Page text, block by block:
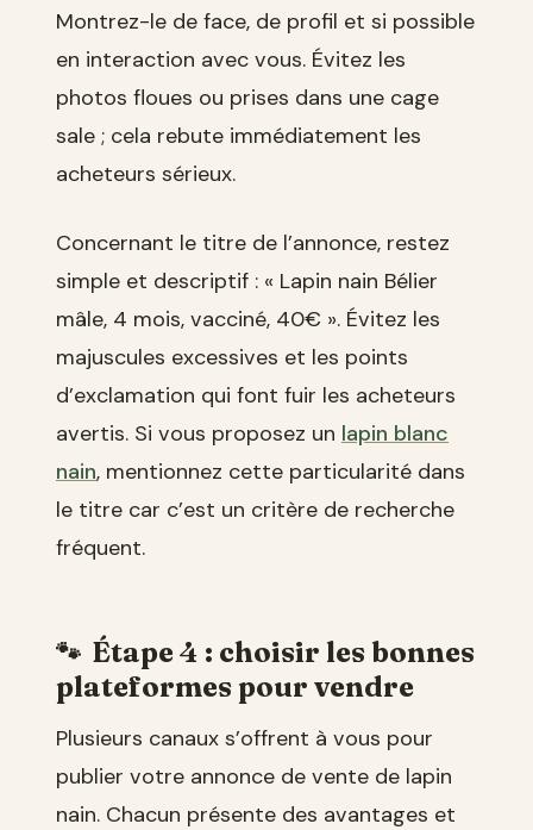
Montrez-le de face, de profil et si possible
en interaction avec vous. Évitez les
photos floues ou prises dans une cage
sale ; cela rebute immédiatement les
acheteurs sérieux.
Concernant le titre de l’annonce, restez
simple et descriptif : « Lapin nain Bélier
mâle, 4 mois, vacciné, 40€ ». Évitez les
majuscules excessives et les points
d’exclamation qui font fuir les acheteurs
avertis. Si vous proposez un lapin blanc
nain, mentionnez cette particularité dans
le titre car c’est un critère de recherche
fréquent.
Étape 4 : choisir les bonnes
plateformes pour vendre
Plusieurs canaux s’offrent à vous pour
publier votre annonce de vente de lapin
nain. Chacun présente des avantages et